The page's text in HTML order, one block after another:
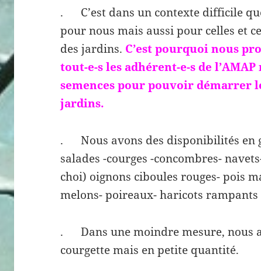
. C’est dans un contexte difficile
pour nous mais aussi pour celles et
des jardins. C’est pourquoi nous
tout-e-s les adhérent-e-s de l’AMAP
semences pour pouvoir démarrer
jardins.
. Nous avons des disponibilités en
salades -courges -concombres-
choi) oignons ciboules rouges- pois
melons- poireaux- haricots
. Dans une moindre mesure, nous
courgette mais en petite quantité.